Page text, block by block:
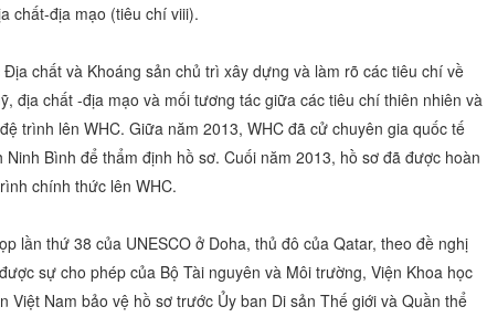
chất-địa mạo (tiêu chí viii).
chất và Khoáng sản chủ trì xây dựng và làm rõ các tiêu chí về
địa chất -địa mạo và mối tương tác giữa các tiêu chí thiên nhiên và
trình lên WHC. Giữa năm 2013, WHC đã cử chuyên gia quốc tế
Bình để thẩm định hồ sơ. Cuối năm 2013, hồ sơ đã được hoàn
chính thức lên WHC.
lần thứ 38 của UNESCO ở Doha, thủ đô của Qatar, theo đề nghị
sự cho phép của Bộ Tài nguyên và Môi trường, Viện Khoa học
Việt Nam bảo vệ hồ sơ trước Ủy ban Di sản Thế giới và Quần thể